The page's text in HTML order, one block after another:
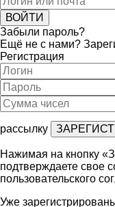
Забыли пароль?
Ещё не с нами?
Регистрация
рассылку
Нажимая на кнопку
подтверждаете свое
пользовательского
Уже